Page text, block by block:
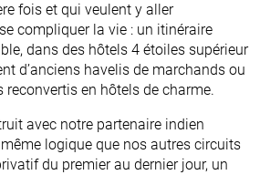
fois et qui veulent y aller
compliquer la vie : un itinéraire
dans des hôtels 4 étoiles supérieur
d’anciens havelis de marchands ou
reconvertis en hôtels de charme.
avec notre partenaire indien
logique que nos autres circuits
du premier au dernier jour, un